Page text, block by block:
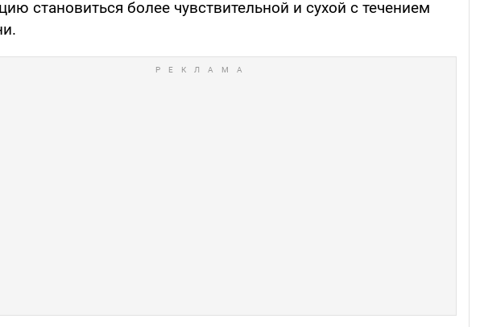
становиться более чувствительной и сухой с течением